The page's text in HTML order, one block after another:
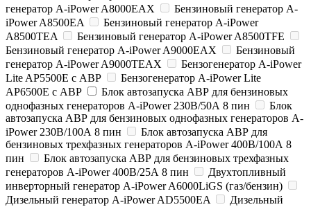
генератор A-iPower A8000EAX
Бензиновый генератор A-
iPower A8500EA
Бензиновый генератор A-iPower
A8500TEA
Бензиновый генератор A-iPower A8500TFE
Бензиновый генератор A-iPower A9000EAX
Бензиновый
генератор A-iPower A9000TEAX
Бензогенератор A-iPower
Lite AP5500E c АВР
Бензогенератор A-iPower Lite
AP6500E с АВР
Блок автозапуска АВР для бензиновых
однофазных генераторов A-iPower 230В/50А 8 пин
Блок
автозапуска АВР для бензиновых однофазных генераторов A-
iPower 230В/100А 8 пин
Блок автозапуска АВР для
бензиновых трехфазных генераторов A-iPower 400В/100А 8
пин
Блок автозапуска АВР для бензиновых трехфазных
генераторов A-iPower 400В/25А 8 пин
Двухтопливный
инверторный генератор A-iPower A6000LiGS (газ/бензин)
Дизельный генератор A-iPower AD5500EA
Дизельный